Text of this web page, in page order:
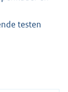
testen